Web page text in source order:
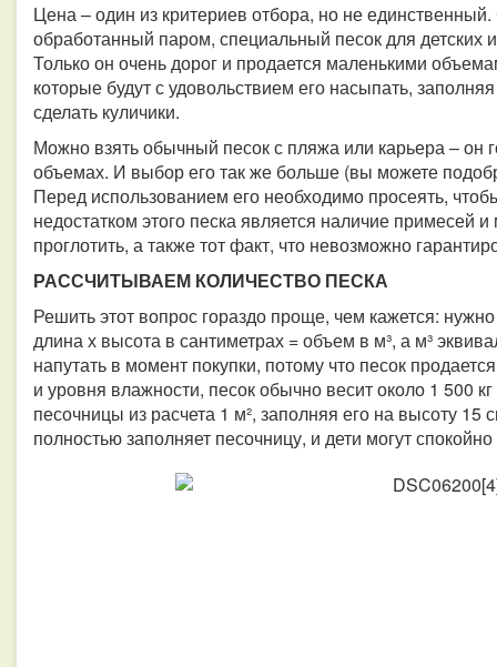
Цена – один из критериев отбора, но не
обработанный паром, специальный песок для детских
Только он очень дорог и продается маленькими
которые будут с удовольствием его насыпать,
сделать куличики.
Можно взять обычный песок с пляжа или карьера – он
объемах. И выбор его так же больше (вы можете
Перед использованием его необходимо просеять,
недостатком этого песка является наличие примесей
проглотить, а также тот факт, что невозможно
РАССЧИТЫВАЕМ КОЛИЧЕСТВО ПЕСКА
Решить этот вопрос гораздо проще, чем кажется:
длина х высота в сантиметрах = объем в м³, а м³
напутать в момент покупки, потому что песок
и уровня влажности, песок обычно весит около 1 500
песочницы из расчета 1 м², заполняя его на высоту 15
полностью заполняет песочницу, и дети могут